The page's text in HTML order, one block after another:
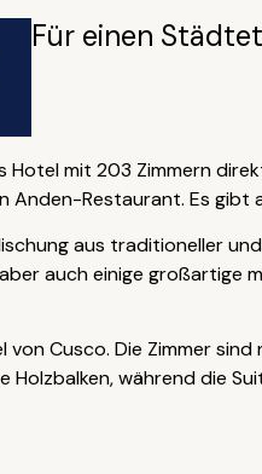
Für einen
Hotel mit 203 Zimmern
Anden-Restaurant. Es gibt
aus traditioneller
auch einige großartige
von Cusco. Die Zimmer
Holzbalken, während die